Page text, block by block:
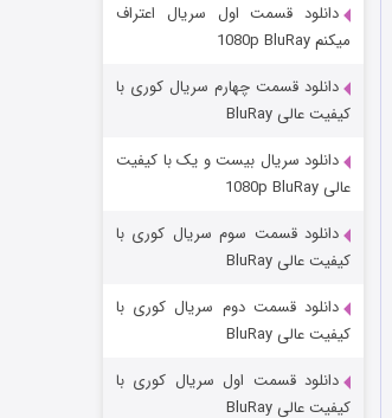
مردگان متحرک: شهر مرده ۳
دانلود قسمت اول سریال اعتراف
میکنم 1080p BluRay
دانلود قسمت چهارم سریال کوری با
کیفیت عالی BluRay
دانلود سریال بیست و یک با کیفیت
عالی 1080p BluRay
دانلود قسمت سوم سریال کوری با
کیفیت عالی BluRay
دانلود قسمت دوم سریال کوری با
کیفیت عالی BluRay
دانلود قسمت اول سریال کوری با
کیفیت عالی BluRay